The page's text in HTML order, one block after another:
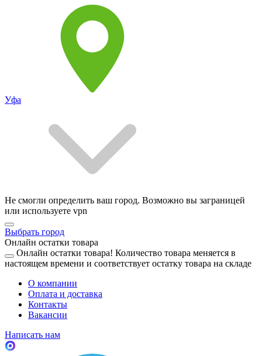
Уфа
Не смогли определить ваш город. Возможно вы заграницей
или используете vpn
Выбрать город
Онлайн остатки товара
Онлайн остатки товара! Количество товара меняется в
настоящем времени и соответствует остатку товара на складе
О компании
Оплата и доставка
Контакты
Вакансии
Написать нам